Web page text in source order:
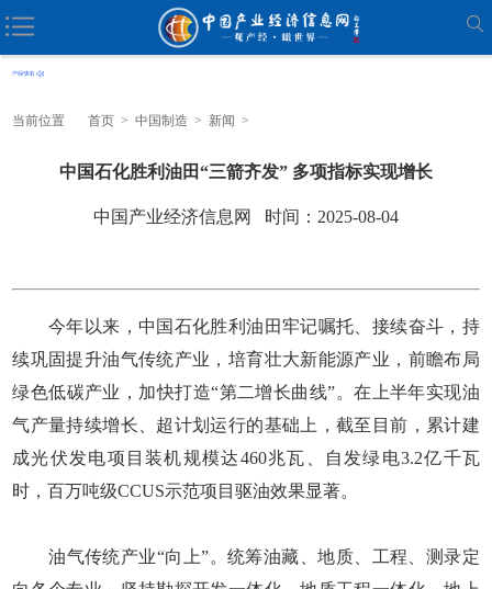
当前位置 首页 > 中国制造 > 新闻 >
中国石化胜利油田“三箭齐发” 多项指标实现增长
中国产业经济信息网 时间：2025-08-04
今年以来，中国石化胜利油田牢记嘱托、接续奋斗，持
续巩固提升油气传统产业，培育壮大新能源产业，前瞻布局
绿色低碳产业，加快打造“第二增长曲线”。在上半年实现油
气产量持续增长、超计划运行的基础上，截至目前，累计建
成光伏发电项目装机规模达460兆瓦、自发绿电3.2亿千瓦
时，百万吨级CCUS示范项目驱油效果显著。
油气传统产业“向上”。统筹油藏、地质、工程、测录定